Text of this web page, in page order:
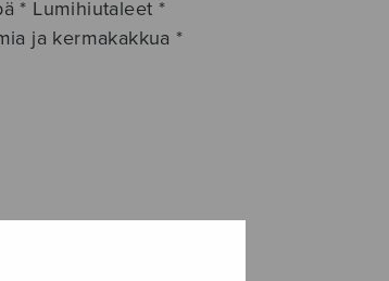
* Lumihiutaleet *
ja kermakakkua *